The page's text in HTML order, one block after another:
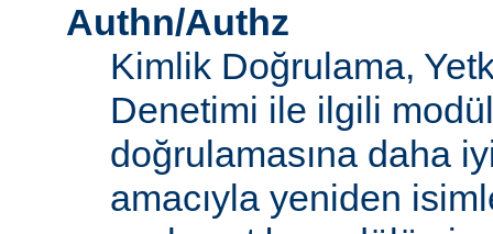
Authn/Authz
Kimlik Doğrulama,
Denetimi ile ilgili
doğrulamasına daha
amacıyla yeniden